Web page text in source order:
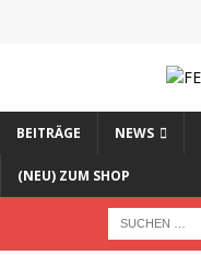
BEITRÄGE NEWS
(NEU) ZUM SHOP